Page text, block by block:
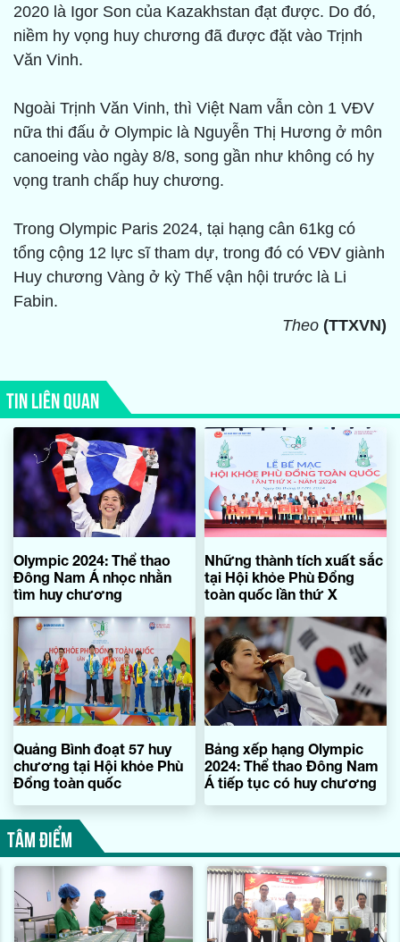
2020 là Igor Son của Kazakhstan đạt được. Do đó,
niềm hy vọng huy chương đã được đặt vào Trịnh
Văn Vinh.
Ngoài Trịnh Văn Vinh, thì Việt Nam vẫn còn 1 VĐV
nữa thi đấu ở Olympic là Nguyễn Thị Hương ở môn
canoeing vào ngày 8/8, song gần như không có hy
vọng tranh chấp huy chương.
Trong Olympic Paris 2024, tại hạng cân 61kg có
tổng cộng 12 lực sĩ tham dự, trong đó có VĐV giành
Huy chương Vàng ở kỳ Thế vận hội trước là Li
Fabin.
Theo (TTXVN)
TIN LIÊN QUAN
Olympic 2024: Thể thao
Đông Nam Á nhọc nhằn
tìm huy chương
Những thành tích xuất sắc
tại Hội khỏe Phù Đổng
toàn quốc lần thứ X
Quảng Bình đoạt 57 huy
chương tại Hội khỏe Phù
Đổng toàn quốc
Bảng xếp hạng Olympic
2024: Thể thao Đông Nam
Á tiếp tục có huy chương
TÂM ĐIỂM